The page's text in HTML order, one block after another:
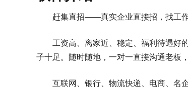
赶集直招——真实企业直接招，找工作
工资高、离家近、稳定、福利待遇好
子十足。随时随地，一对一直接沟通老板
互联网、银行、物流快递、电商、名